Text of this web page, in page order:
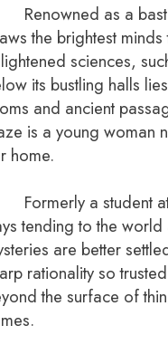
as a
the brightest
sciences,
its bustling halls
and ancient
is a young woman
home.
a student at
tending to the world
are better
rationality so
the surface of